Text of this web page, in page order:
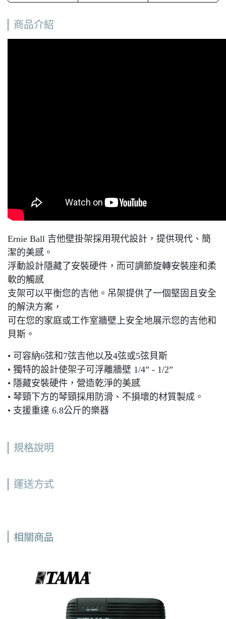
商品介紹
Ernie Ball 吉他壁掛架採用現代設計，提供現代、簡
潔的美感。
浮動設計隱藏了安裝硬件，而可調節旋轉安裝座和柔
軟的觸感
支架可以平衡您的吉他。吊架提供了一個堅固且安全
的解決方案，
可在您的家庭或工作室牆壁上安全地展示您的吉他和
貝斯。
• 可容納6弦和7弦吉他以及4弦或5弦貝斯
• 獨特的設計使架子可浮離牆壁 1/4” - 1/2”
• 隱藏安裝硬件，營造乾淨的美感
• 琴頸下方的琴頸採用防滑、不損壞的材質製成。
• 支援重達 6.8公斤的樂器
規格說明
運送方式
相關商品